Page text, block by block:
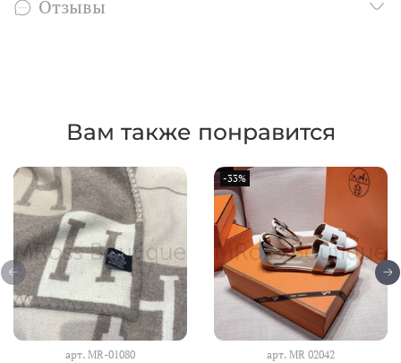
Отзывы
Вам также понравится
арт. MR-01080
-33%
арт. MR 02042